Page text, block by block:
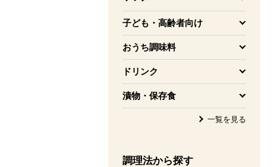
子ども・高齢者向け
を開く
おうち調味料
を開く
ドリンク
を開く
漬物・保存食
を開く
一覧を見る
調理法から探す